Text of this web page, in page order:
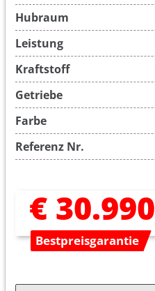
Hubraum
Leistung
Kraftstoff
Getriebe
Farbe
Referenz Nr.
€ 30.990
Bestpreisgarantie